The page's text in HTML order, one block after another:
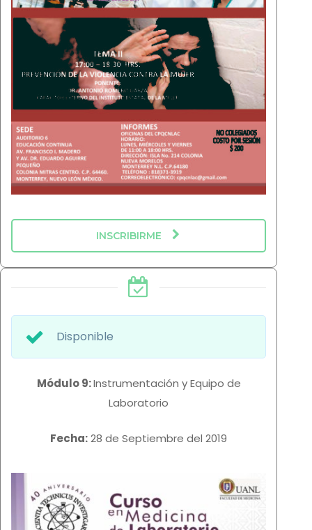
INSCRIBIRME
Disponible
Módulo 9:Instrumentación y Equipo de
Laboratorio
Fecha:28 de Septiembre del 2019